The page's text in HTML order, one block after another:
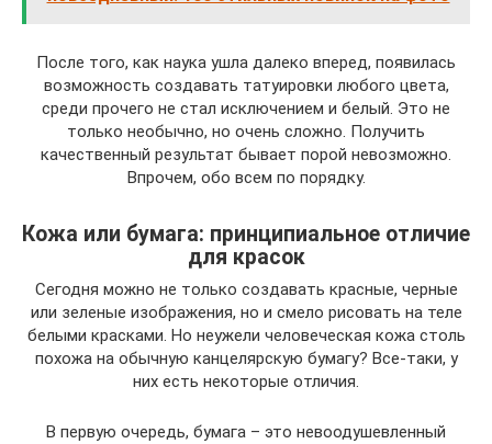
После того, как наука ушла далеко вперед, появилась
возможность создавать татуировки любого цвета,
среди прочего не стал исключением и белый. Это не
только необычно, но очень сложно. Получить
качественный результат бывает порой невозможно.
Впрочем, обо всем по порядку.
Кожа или бумага: принципиальное отличие
для красок
Сегодня можно не только создавать красные, черные
или зеленые изображения, но и смело рисовать на теле
белыми красками. Но неужели человеческая кожа столь
похожа на обычную канцелярскую бумагу? Все-таки, у
них есть некоторые отличия.
В первую очередь, бумага – это невоодушевленный